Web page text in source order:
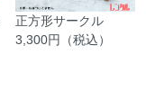
正方形サークル
3,300円（税込）